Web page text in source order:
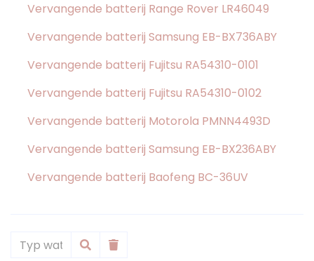
Vervangende batterij Range Rover LR46049
Vervangende batterij Samsung EB-BX736ABY
Vervangende batterij Fujitsu RA54310-0101
Vervangende batterij Fujitsu RA54310-0102
Vervangende batterij Motorola PMNN4493D
Vervangende batterij Samsung EB-BX236ABY
Vervangende batterij Baofeng BC-36UV